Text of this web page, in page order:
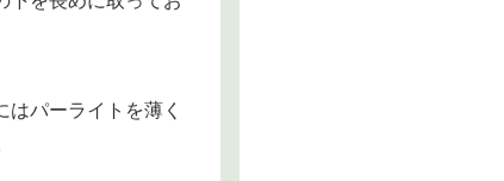
パーライトを薄く